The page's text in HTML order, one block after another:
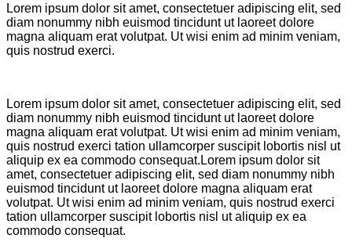
Lorem ipsum dolor sit amet, consectetuer adipiscing elit, sed
diam nonummy nibh euismod tincidunt ut laoreet dolore
magna aliquam erat volutpat. Ut wisi enim ad minim veniam,
quis nostrud exerci.
Lorem ipsum dolor sit amet, consectetuer adipiscing elit, sed
diam nonummy nibh euismod tincidunt ut laoreet dolore
magna aliquam erat volutpat. Ut wisi enim ad minim veniam,
quis nostrud exerci tation ullamcorper suscipit lobortis nisl ut
aliquip ex ea commodo consequat.Lorem ipsum dolor sit
amet, consectetuer adipiscing elit, sed diam nonummy nibh
euismod tincidunt ut laoreet dolore magna aliquam erat
volutpat. Ut wisi enim ad minim veniam, quis nostrud exerci
tation ullamcorper suscipit lobortis nisl ut aliquip ex ea
commodo consequat.